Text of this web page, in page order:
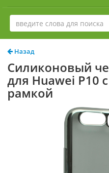
Назад
Силиконовый
для Huawei P10
рамкой